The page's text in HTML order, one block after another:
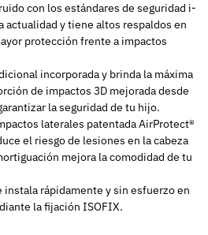
con los estándares de seguridad i-
actualidad y tiene altos respaldos en
protección frente a impactos
incorporada y brinda la máxima
de impactos 3D mejorada desde
la seguridad de tu hijo.
laterales patentada AirProtect®
el riesgo de lesiones en la cabeza
mejora la comodidad de tu
instala rápidamente y sin esfuerzo en
la fijación ISOFIX.